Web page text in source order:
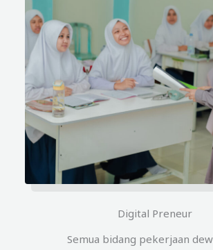
Digital Preneur
Semua bidang pekerjaan